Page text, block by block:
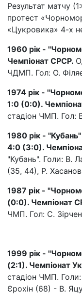
Результат матчу
протест
«Цукровика» 4-х
1960 рік -
Чемпіонат СРСР.
ЧДМП. Гол: О.
1974 рік -
1:0 (0:0).
стадіон ЧМП. Гол:
1980 рік -
4:0 (3:0).
"Кубань". Голи: В.
(35, 44), Р.
1987 рік -
(0:0). Чемпіонат
ЧМП. Гол: С.
1999 рік -
(2:1). Чемпіонат
стадіон ЧМП.
Єрохін (68) - В.